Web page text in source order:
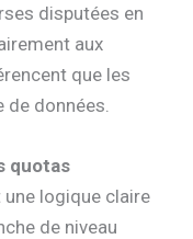
disputées en
aux
que les
données.
quotas
logique claire
de niveau